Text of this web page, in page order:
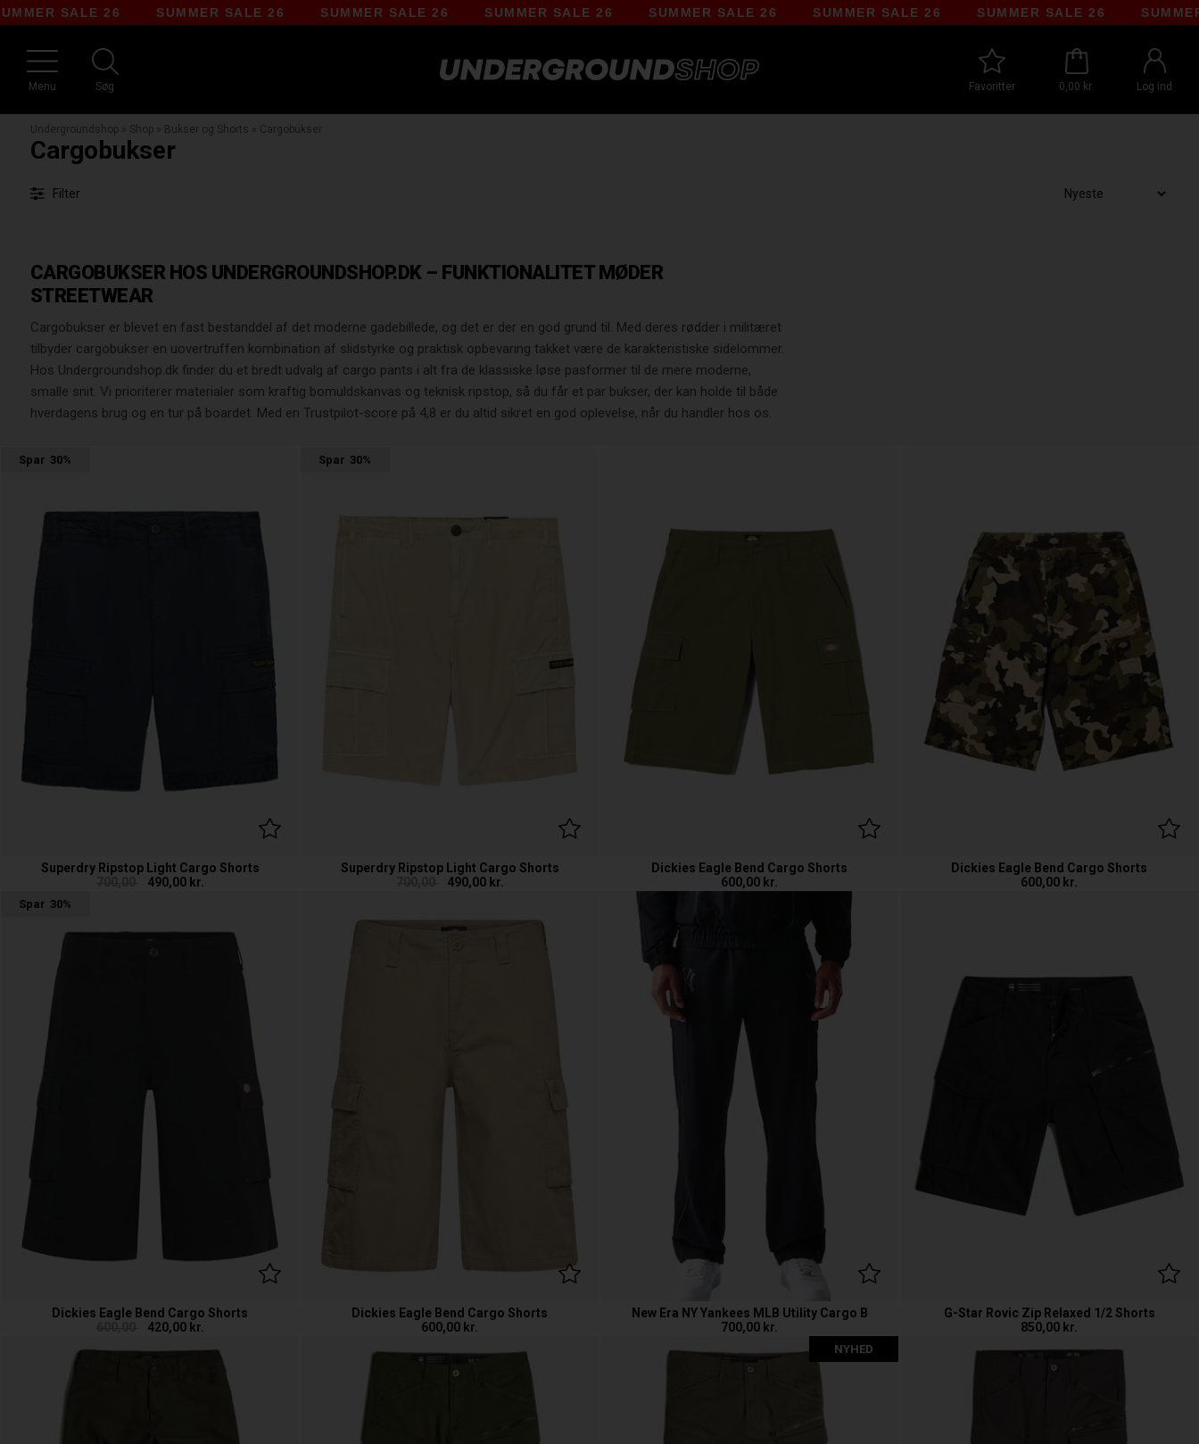
26 SUMMER SALE 26 SUMMER SALE 26 SUMMER SALE 26 SUMMER SALE 26 SUMMER SALE 26 SUMMER SALE 26 SUMMER SALE 26
Favoritter 0,00 kr. Log ind
Menu Søg
Undergroundshop» Shop» Bukser og Shorts » Cargobukser
Cargobukser
Filter
CARGOBUKSER HOS UNDERGROUNDSHOP.DK – FUNKTIONALITET MØDER
STREETWEAR
Cargobukser er blevet en fast bestanddel af det moderne gadebillede, og det er der en god grund til. Med deres rødder i militæret
tilbyder cargobukser en uovertruffen kombination af slidstyrke og praktisk opbevaring takket være de karakteristiske sidelommer.
Hos Undergroundshop.dk finder du et bredt udvalg af cargo pants i alt fra de klassiske løse pasformer til de mere moderne,
smalle snit. Vi prioriterer materialer som kraftig bomuldskanvas og teknisk ripstop, så du får et par bukser, der kan holde til både
hverdagens brug og en tur på boardet. Med en Trustpilot-score på 4,8 er du altid sikret en god oplevelse, når du handler hos os.
Spar 30%
Superdry Ripstop Light Cargo Shorts
490,00 kr.
Spar 30%
Superdry Ripstop Light Cargo Shorts
490,00 kr.
Dickies Eagle Bend Cargo Shorts
600,00 kr.
Dickies Eagle Bend Cargo Shorts
600,00 kr.
Spar 30%
Dickies Eagle Bend Cargo Shorts
420,00 kr.
Dickies Eagle Bend Cargo Shorts
600,00 kr.
New Era NY Yankees MLB Utility Cargo B
700,00 kr.
G-Star Rovic Zip Relaxed 1/2 Shorts
850,00 kr.
NYHED